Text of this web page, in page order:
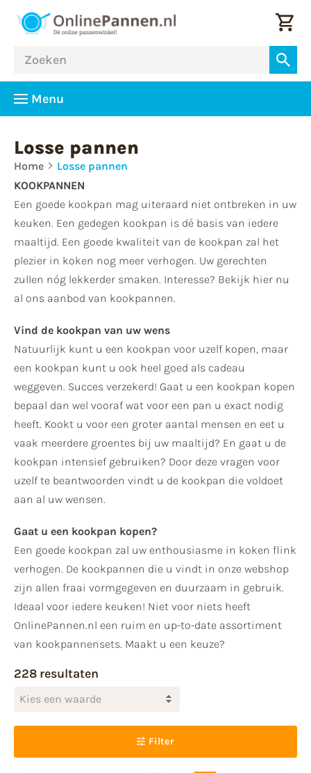
Menu
Losse pannen
Home
Losse pannen
KOOKPANNEN
Een goede kookpan mag uiteraard niet ontbreken in uw
keuken. Een gedegen kookpan is dé basis van iedere
maaltijd. Een goede kwaliteit van de kookpan zal het
plezier in koken nog meer verhogen. Uw gerechten
zullen nóg lekkerder smaken. Interesse? Bekijk hier nu
al ons aanbod van kookpannen.
Vind de kookpan van uw wens
Natuurlijk kunt u een kookpan voor uzelf kopen, maar
een kookpan kunt u ook heel goed als cadeau
weggeven. Succes verzekerd! Gaat u een kookpan kopen
bepaal dan wel vooraf wat voor een pan u exact nodig
heeft. Kookt u voor een groter aantal mensen en eet u
vaak meerdere groentes bij uw maaltijd? En gaat u de
kookpan intensief gebruiken? Door deze vragen voor
uzelf te beantwoorden vindt u de kookpan die voldoet
aan al uw wensen.
Gaat u een kookpan kopen?
Een goede kookpan zal uw enthousiasme in koken flink
verhogen. De kookpannen die u vindt in onze webshop
zijn allen fraai vormgegeven en duurzaam in gebruik.
Ideaal voor iedere keuken! Niet voor niets heeft
OnlinePannen.nl een ruim en up-to-date assortiment
van kookpannensets. Maakt u een keuze?
228 resultaten
Kies een waarde
Filter